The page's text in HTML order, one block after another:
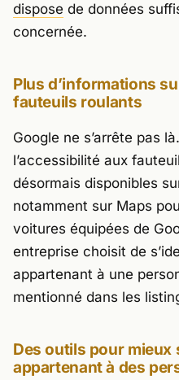
dispose de données
concernée.
Plus d’informations
fauteuils roulants
Google ne s’arrête pas
l’accessibilité aux
désormais disponibles
notamment sur Maps
voitures équipées de
entreprise choisit de
appartenant à une
mentionné dans les
Des outils pour
appartenant à des